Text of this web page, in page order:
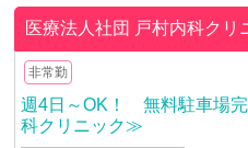
医療法人社団 戸村内科クリ
非常勤
週4日～OK！ 無料駐車場
科クリニック≫